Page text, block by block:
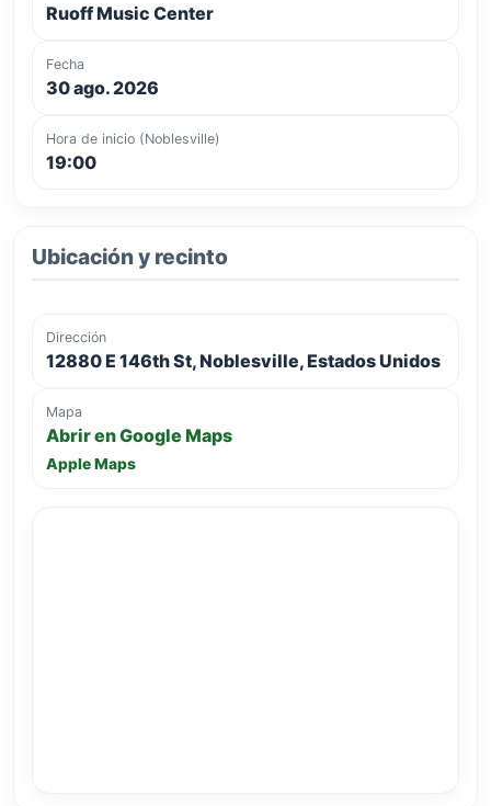
Ruoff Music Center
Fecha
30 ago. 2026
Hora de inicio (Noblesville)
19:00
Ubicación y recinto
Dirección
12880 E 146th St, Noblesville, Estados Unidos
Mapa
Abrir en Google Maps
Apple Maps